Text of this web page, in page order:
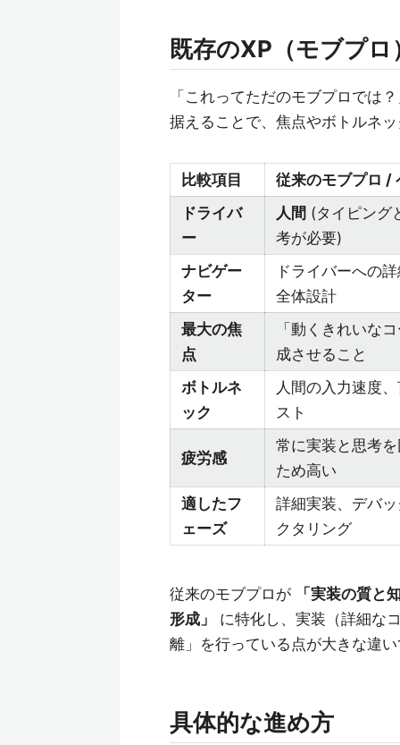
既存のXP（モブプ
「これってただのモブプロでは
据えることで、焦点やボトルネ
比較項目
従来のモブプロ /
ドライバ
ー
人間 (タイピング
考が必要)
ナビゲー
ター
ドライバーへの
全体設計
最大の焦
点
「動くきれいな
成させること
ボトルネ
ック
人間の入力速度
スト
疲労感
常に実装と思考
ため高い
適したフ
ェーズ
詳細実装、デバ
クタリング
従来のモブプロが
「実装の質と
形成」
に特化し、実装（詳細な
離」を行っている点が大きな違
具体的な進め方